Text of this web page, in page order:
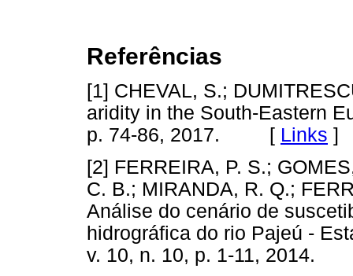
Referências
[1] CHEVAL, S.;
aridity in the South-Eastern
p. 74-86, 2017. [ Links ]
[2] FERREIRA, P. S.;
C. B.; MIRANDA, R. Q.;
Análise do cenário de
hidrográfica do rio Pajeú -
v. 10, n. 10, p. 1-11,